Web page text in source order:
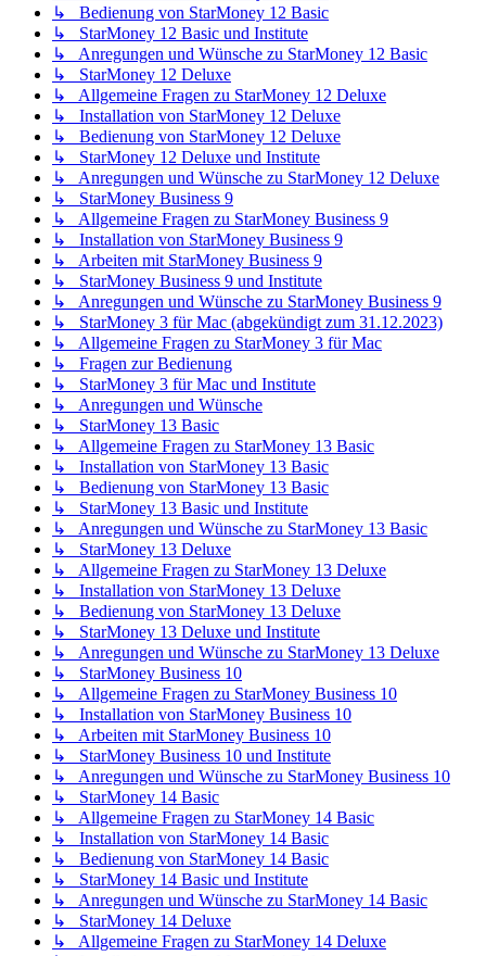
↳ Bedienung von StarMoney 12 Basic
↳ StarMoney 12 Basic und Institute
↳ Anregungen und Wünsche zu StarMoney 12 Basic
↳ StarMoney 12 Deluxe
↳ Allgemeine Fragen zu StarMoney 12 Deluxe
↳ Installation von StarMoney 12 Deluxe
↳ Bedienung von StarMoney 12 Deluxe
↳ StarMoney 12 Deluxe und Institute
↳ Anregungen und Wünsche zu StarMoney 12 Deluxe
↳ StarMoney Business 9
↳ Allgemeine Fragen zu StarMoney Business 9
↳ Installation von StarMoney Business 9
↳ Arbeiten mit StarMoney Business 9
↳ StarMoney Business 9 und Institute
↳ Anregungen und Wünsche zu StarMoney Business 9
↳ StarMoney 3 für Mac (abgekündigt zum 31.12.2023)
↳ Allgemeine Fragen zu StarMoney 3 für Mac
↳ Fragen zur Bedienung
↳ StarMoney 3 für Mac und Institute
↳ Anregungen und Wünsche
↳ StarMoney 13 Basic
↳ Allgemeine Fragen zu StarMoney 13 Basic
↳ Installation von StarMoney 13 Basic
↳ Bedienung von StarMoney 13 Basic
↳ StarMoney 13 Basic und Institute
↳ Anregungen und Wünsche zu StarMoney 13 Basic
↳ StarMoney 13 Deluxe
↳ Allgemeine Fragen zu StarMoney 13 Deluxe
↳ Installation von StarMoney 13 Deluxe
↳ Bedienung von StarMoney 13 Deluxe
↳ StarMoney 13 Deluxe und Institute
↳ Anregungen und Wünsche zu StarMoney 13 Deluxe
↳ StarMoney Business 10
↳ Allgemeine Fragen zu StarMoney Business 10
↳ Installation von StarMoney Business 10
↳ Arbeiten mit StarMoney Business 10
↳ StarMoney Business 10 und Institute
↳ Anregungen und Wünsche zu StarMoney Business 10
↳ StarMoney 14 Basic
↳ Allgemeine Fragen zu StarMoney 14 Basic
↳ Installation von StarMoney 14 Basic
↳ Bedienung von StarMoney 14 Basic
↳ StarMoney 14 Basic und Institute
↳ Anregungen und Wünsche zu StarMoney 14 Basic
↳ StarMoney 14 Deluxe
↳ Allgemeine Fragen zu StarMoney 14 Deluxe